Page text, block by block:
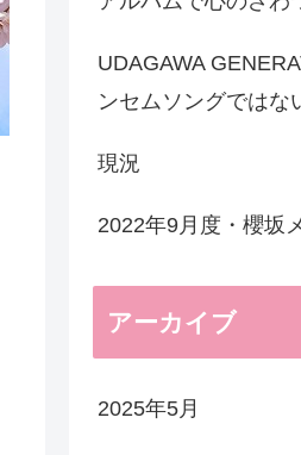
UDAGAWA
ンセムソングではな
現況
2022年9月度・櫻坂
アーカイブ
2025年5月